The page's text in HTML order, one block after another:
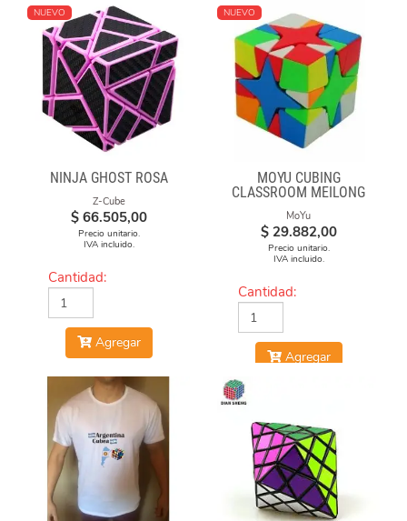
NUEVO
NINJA GHOST ROSA
Z-Cube
$ 66.505,00
Precio unitario.
IVA incluido.
Cantidad:
Agregar
NUEVO
MOYU CUBING
CLASSROOM MEILONG
POLARIS CUBE
STICKERLESS
MoYu
$ 29.882,00
Precio unitario.
IVA incluido.
Cantidad:
Agregar